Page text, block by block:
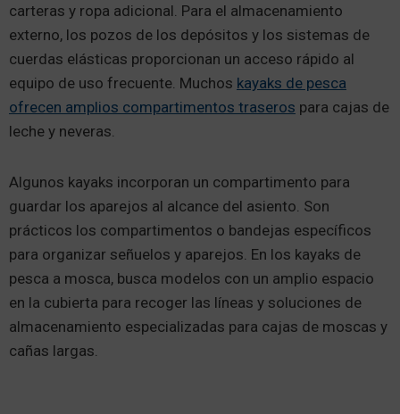
carteras y ropa adicional. Para el almacenamiento
externo, los pozos de los depósitos y los sistemas de
cuerdas elásticas proporcionan un acceso rápido al
equipo de uso frecuente. Muchos kayaks de pesca
ofrecen amplios compartimentos traseros para cajas de
leche y neveras.
Algunos kayaks incorporan un compartimento para
guardar los aparejos al alcance del asiento. Son
prácticos los compartimentos o bandejas específicos
para organizar señuelos y aparejos. En los kayaks de
pesca a mosca, busca modelos con un amplio espacio
en la cubierta para recoger las líneas y soluciones de
almacenamiento especializadas para cajas de moscas y
cañas largas.